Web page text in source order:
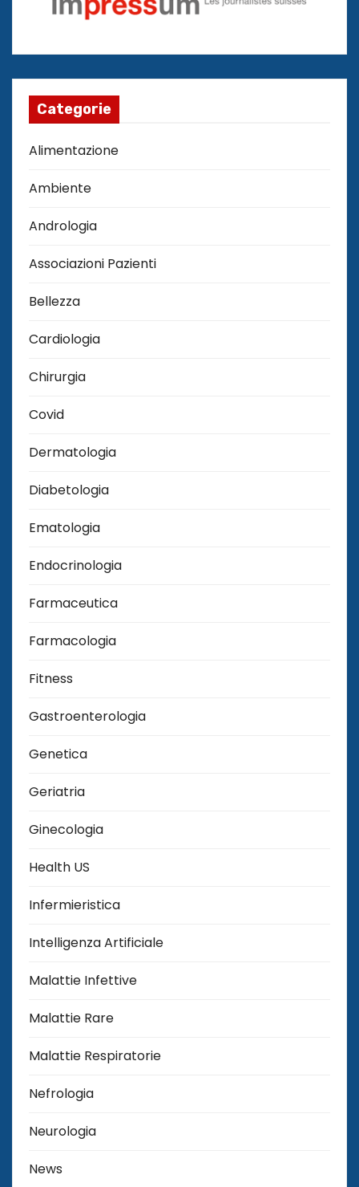
Categorie
Alimentazione
Ambiente
Andrologia
Associazioni Pazienti
Bellezza
Cardiologia
Chirurgia
Covid
Dermatologia
Diabetologia
Ematologia
Endocrinologia
Farmaceutica
Farmacologia
Fitness
Gastroenterologia
Genetica
Geriatria
Ginecologia
Health US
Infermieristica
Intelligenza Artificiale
Malattie Infettive
Malattie Rare
Malattie Respiratorie
Nefrologia
Neurologia
News